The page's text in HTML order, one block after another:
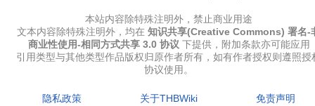
本站内容除特殊注明外，禁止商业用途
文本内容除特殊注明外，均在 知识共享(Creative Commons) 署名-
商业性使用-相同方式共享 3.0 协议 下提供，附加条款亦可能应用
引用类型与其他类型作品版权归原作者所有，如有作者授权则遵照授
协议使用。
隐私政策 关于THBWiki 免责声明